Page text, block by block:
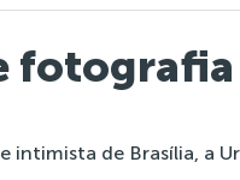
fotografia
intimista de Brasília, a